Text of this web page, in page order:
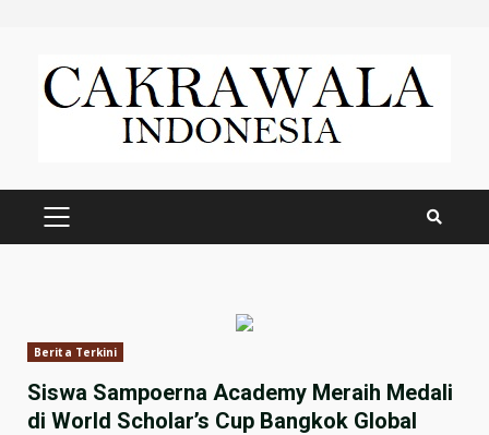
content
PRIMARY
Berita Terkini
Siswa Sampoerna Academy Meraih Medali
di World Scholar’s Cup Bangkok Global